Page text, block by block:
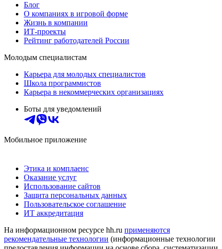
Блог
О компаниях в игровой форме
Жизнь в компании
ИТ-проекты
Рейтинг работодателей России
Молодым специалистам
Карьера для молодых специалистов
Школа программистов
Карьера в некоммерческих организациях
Боты для уведомлений
Мобильное приложение
Этика и комплаенс
Оказание услуг
Использование сайтов
Защита персональных данных
Пользовательское соглашение
ИТ аккредитация
На информационном ресурсе hh.ru применяются
рекомендательные технологии (информационные технологии